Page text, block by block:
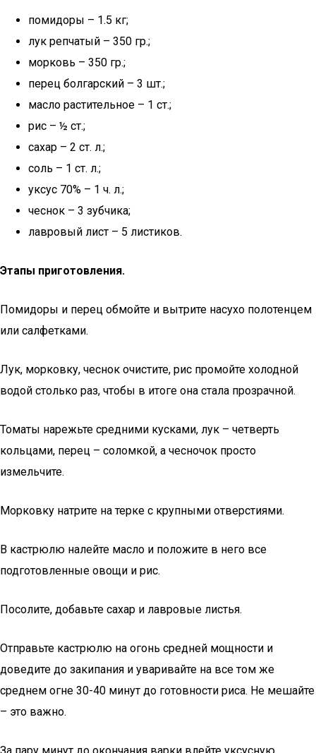
помидоры – 1.5 кг;
лук репчатый – 350 гр.;
морковь – 350 гр.;
перец болгарский – 3 шт.;
масло растительное – 1 ст.;
рис – ½ ст.;
сахар – 2 ст. л.;
соль – 1 ст. л.;
уксус 70% – 1 ч. л.;
чеснок – 3 зубчика;
лавровый лист – 5 листиков.
Этапы приготовления.
Помидоры и перец обмойте и вытрите насухо полотенцем
или салфетками.
Лук, морковку, чеснок очистите, рис промойте холодной
водой столько раз, чтобы в итоге она стала прозрачной.
Томаты нарежьте средними кусками, лук – четверть
кольцами, перец – соломкой, а чесночок просто
измельчите.
Морковку натрите на терке с крупными отверстиями.
В кастрюлю налейте масло и положите в него все
подготовленные овощи и рис.
Посолите, добавьте сахар и лавровые листья.
Отправьте кастрюлю на огонь средней мощности и
доведите до закипания и уваривайте на все том же
среднем огне 30-40 минут до готовности риса. Не мешайте
– это важно.